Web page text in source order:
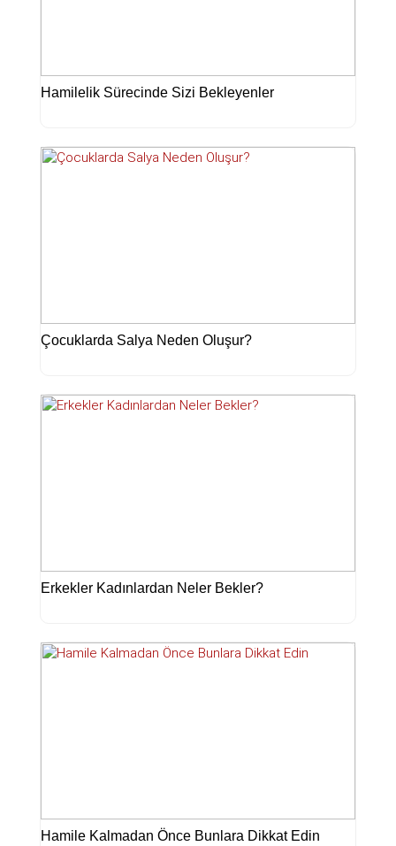
Hamilelik Sürecinde Sizi Bekleyenler
Çocuklarda Salya Neden Oluşur?
Erkekler Kadınlardan Neler Bekler?
Hamile Kalmadan Önce Bunlara Dikkat Edin